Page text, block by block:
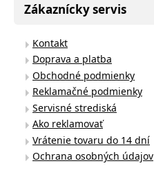
Zákaznícky servis
Kontakt
Doprava a platba
Obchodné podmienky
Reklamačné podmienky
Servisné strediská
Ako reklamovať
Vrátenie tovaru do 14 dní
Ochrana osobných údajov